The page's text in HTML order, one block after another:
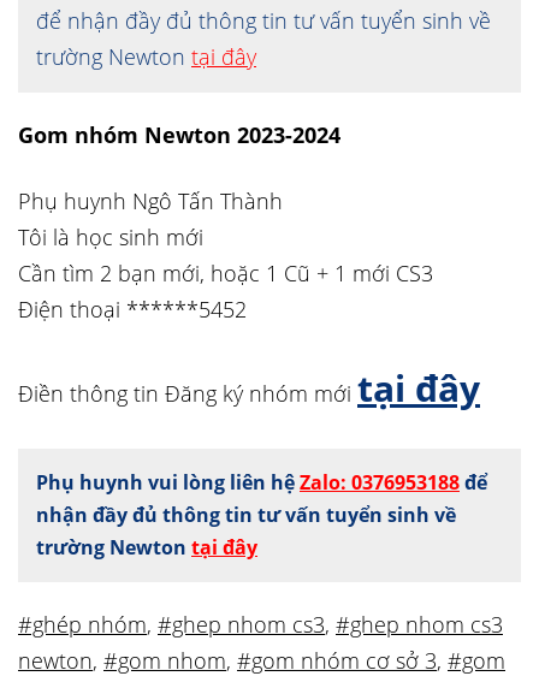
để nhận đầy đủ thông tin tư vấn tuyển sinh về
trường Newton tại đây
Gom nhóm Newton 2023-2024
Phụ huynh Ngô Tấn Thành
Tôi là học sinh mới
Cần tìm 2 bạn mới, hoặc 1 Cũ + 1 mới CS3
Điện thoại ******5452
Điền thông tin Đăng ký nhóm mới tại đây
Phụ huynh vui lòng liên hệZalo: 0376953188để
nhận đầy đủ thông tin tư vấn tuyển sinh về
trường Newton tại đây
#ghép nhóm, #ghep nhom cs3, #ghep nhom cs3
newton, #gom nhom, #gom nhóm cơ sở 3, #gom